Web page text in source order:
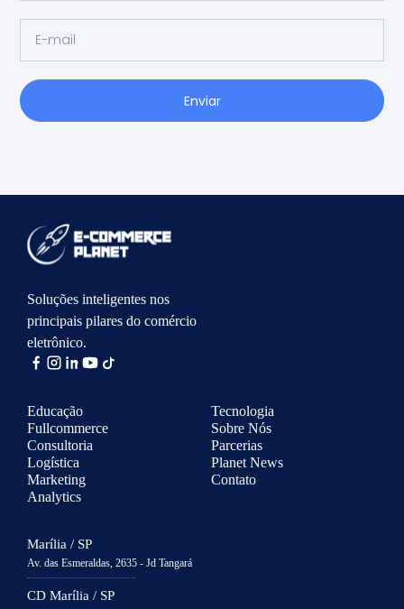
Enviar
Soluções inteligentes nos
principais pilares do comércio
eletrônico.
Educação
Fullcommerce
Consultoria
Logística
Marketing
Analytics
Tecnologia
Sobre Nós
Parcerias
Planet News
Contato
Marília / SP
Av. das Esmeraldas, 2635 - Jd Tangará
CD Marília / SP